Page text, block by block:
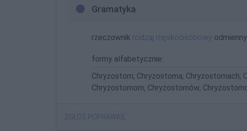
Gramatyka
rzeczownik rodzaj męskoosobowy odmienny
formy alfabetycznie:
Chryzostom; Chryzostoma; Chryzostomach;
Chryzostomom; Chryzostomów;
ZGŁOŚ POPRAWKĘ